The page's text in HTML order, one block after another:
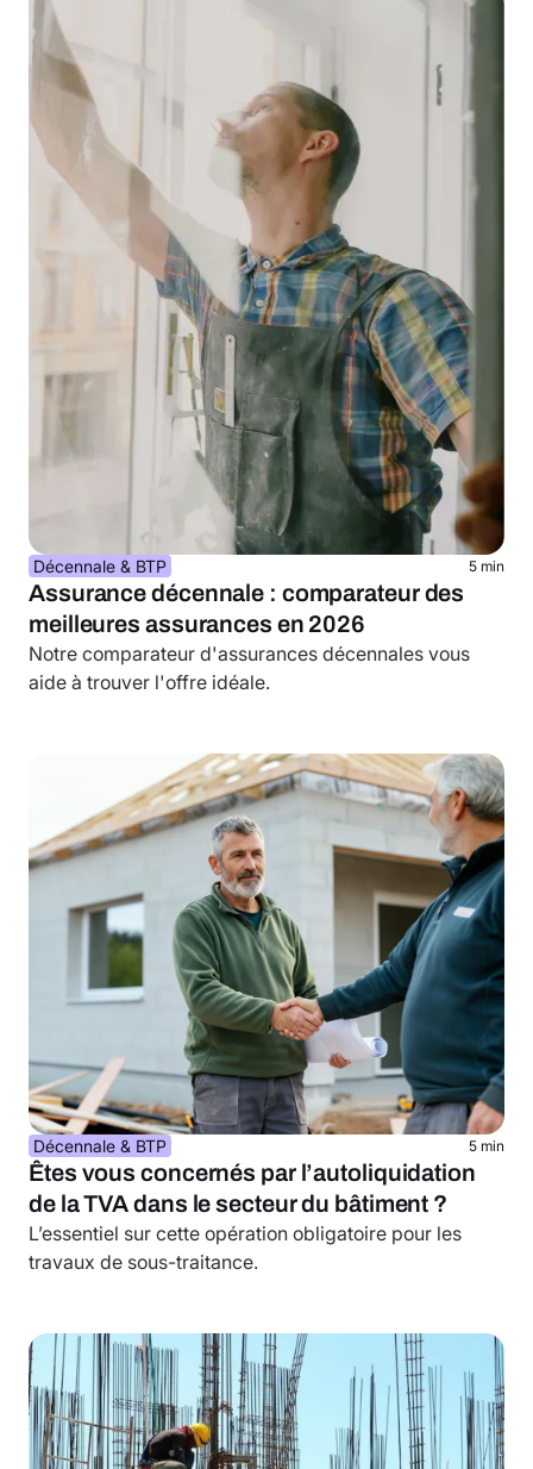
Décennale & BTP 5 min
Assurance décennale : comparateur des
meilleures assurances en 2026
Notre comparateur d'assurances décennales vous
aide à trouver l'offre idéale.
Décennale & BTP 5 min
Êtes vous concernés par l’autoliquidation
de la TVA dans le secteur du bâtiment ?
L’essentiel sur cette opération obligatoire pour les
travaux de sous-traitance.